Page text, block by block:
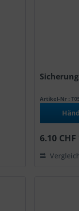
Artikel-Nr :
6.10